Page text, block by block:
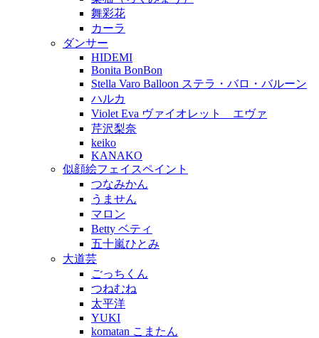
舞彩花
カーラ
ダンサー
HIDEMI
Bonita BonBon
Stella Varo Balloon ステラ・バロ・バルーン
ハルカ
Violet Eva ヴァイオレット エヴァ
芹沢梨奈
keiko
KANAKO
似顔絵フェイスペイント
つなみかん
うません
マロン
Betty ベティ
五十嵐ひとみ
大道芸
ごっちくん
つねむね
太平洋
YUKI
komatan こまたん